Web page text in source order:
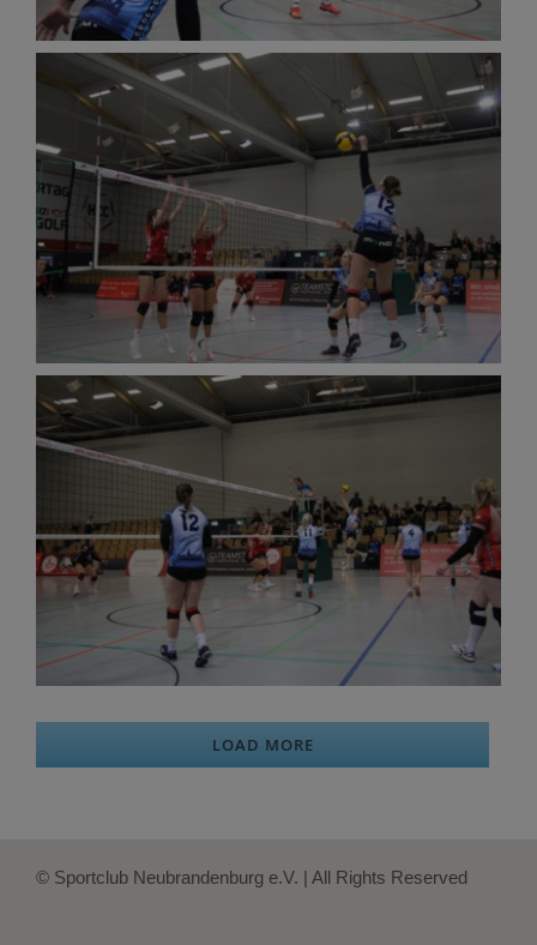
LOAD MORE
© Sportclub Neubrandenburg e.V. | All Rights Reserved